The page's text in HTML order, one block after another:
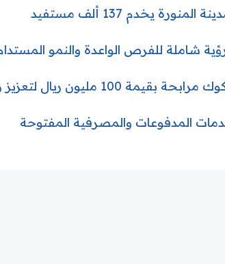
يخدم 137 ألف مستفيد
ريال لتعزيز رأس المال
المدفوعات والمصرفية المفتوحة